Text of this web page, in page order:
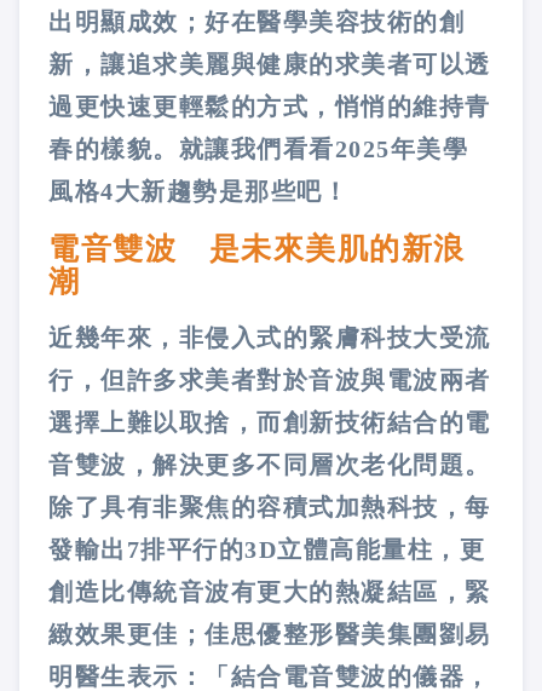
出明顯成效；好在醫學美容技術的創
新，讓追求美麗與健康的求美者可以透
過更快速更輕鬆的方式，悄悄的維持青
春的樣貌。就讓我們看看2025年美學
風格4大新趨勢是那些吧！
電音雙波 是未來美肌的新浪
潮
近幾年來，非侵入式的緊膚科技大受流
行，但許多求美者對於音波與電波兩者
選擇上難以取捨，而創新技術結合的電
音雙波，解決更多不同層次老化問題。
除了具有非聚焦的容積式加熱科技，每
發輸出7排平行的3D立體高能量柱，更
創造比傳統音波有更大的熱凝結區，緊
緻效果更佳；佳思優整形醫美集團劉易
明醫生表示：「結合電音雙波的儀器，